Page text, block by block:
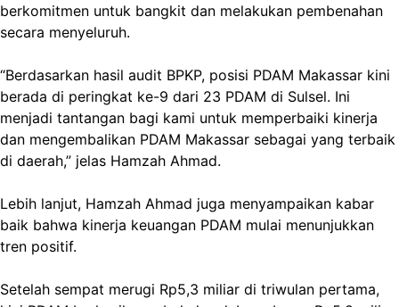
berkomitmen untuk bangkit dan melakukan pembenahan
secara menyeluruh.
“Berdasarkan hasil audit BPKP, posisi PDAM Makassar kini
berada di peringkat ke-9 dari 23 PDAM di Sulsel. Ini
menjadi tantangan bagi kami untuk memperbaiki kinerja
dan mengembalikan PDAM Makassar sebagai yang terbaik
di daerah,” jelas Hamzah Ahmad.
Lebih lanjut, Hamzah Ahmad juga menyampaikan kabar
baik bahwa kinerja keuangan PDAM mulai menunjukkan
tren positif.
Setelah sempat merugi Rp5,3 miliar di triwulan pertama,